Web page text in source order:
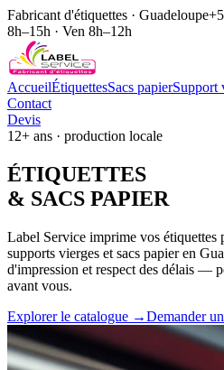
Fabricant d'étiquettes · Guadeloupe
8h–15h · Ven 8h–12h
AccueilÉtiquettesSacs papierSupport
Contact
Devis
12+ ans · production locale
ÉTIQUETTES
& SACS PAPIER
Label Service imprime vos étiquettes
supports vierges et sacs papier en
d'impression et respect des délais —
avant vous.
Explorer le catalogue →Demander